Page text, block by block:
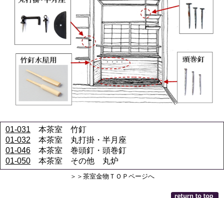
01-031 本茶室 竹釘
01-032 本茶室 丸打掛・半月座
01-046 本茶室 巻頭釘・頭巻釘
01-050 本茶室 その他 丸炉
＞＞茶室金物ＴＯＰページへ